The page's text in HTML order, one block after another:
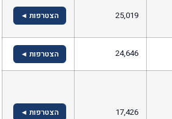
25,019 הצטרפות ◄
24,646 הצטרפות ◄
17,426 הצטרפות ◄